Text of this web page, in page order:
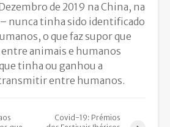
de 2019 na China, na
– nunca tinha sido identificado
o que faz supor que
entre animais e humanos
tinha ou ganhou a
transmitir entre humanos.
Covid-19: Prémios